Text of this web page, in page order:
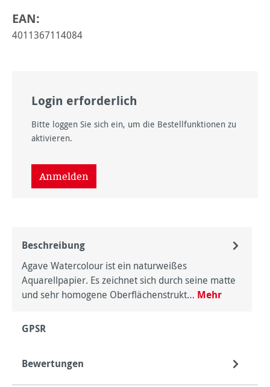
EAN:
4011367114084
Login erforderlich
Bitte loggen Sie sich ein, um die Bestellfunktionen zu
aktivieren.
Anmelden
Beschreibung
Agave Watercolour ist ein naturweißes
Aquarellpapier. Es zeichnet sich durch seine matte
und sehr homogene Oberflächenstrukt… Mehr
GPSR
Bewertungen